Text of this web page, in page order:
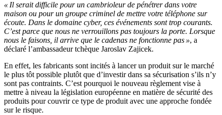
« Il serait difficile pour un cambrioleur de pénétrer dans votre
maison ou pour un groupe criminel de mettre votre téléphone sur
écoute. Dans le domaine cyber, ces événements sont trop courants.
C’est parce que nous ne verrouillons pas toujours la porte. Lorsque
nous le faisons, il arrive que le cadenas ne fonctionne pas », a
déclaré l’ambassadeur tchèque Jaroslav Zajicek.
En effet, les fabricants sont incités à lancer un produit sur le marché
le plus tôt possible plutôt que d’investir dans sa sécurisation s’ils n’y
sont pas contraints. C’est pourquoi le nouveau règlement vise à
mettre à niveau la législation européenne en matière de sécurité des
produits pour couvrir ce type de produit avec une approche fondée
sur le risque.